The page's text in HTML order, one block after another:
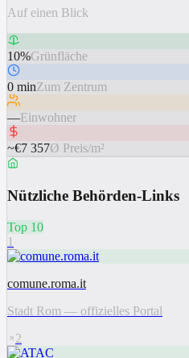
Auf einen Blick
10%Grünfläche
0 minZum Zentrum
—Einwohner
~€7 357Ø Preis/m²
Nützliche Behörden-Links
Top 10
1
comune.roma.it
Stadt Rom — offizielles Portal
2